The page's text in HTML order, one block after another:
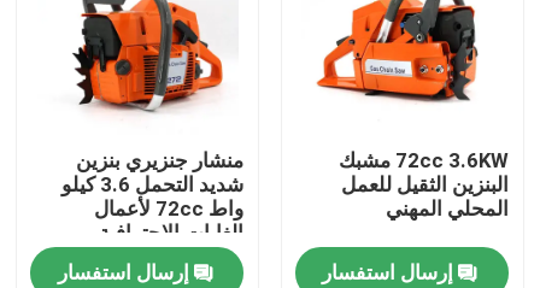
فيديوهات
حولنا
عرض المصنع
اتصل بنا
72cc 3.6KW مشبك
البنزين الثقيل للعمل
المحلي المهني
إرسال استفسار
منشار جنزيري بنزين
شديد التحمل 3.6 كيلو
واط 72cc لأعمال
الغابات الاحترافية
إرسال استفسار